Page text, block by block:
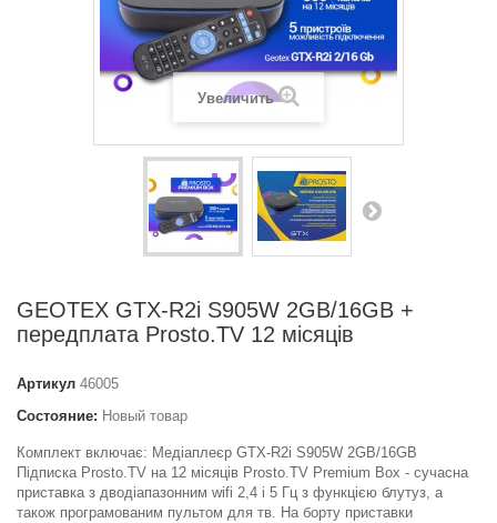
Увеличить
GEOTEX GTX-R2i S905W 2GB/16GB +
передплата Prosto.TV 12 місяців
Артикул 46005
Состояние: Новый товар
Комплект включає: Медіаплеєр GTX-R2i S905W 2GB/16GB
Підписка Prosto.TV на 12 місяців Prosto.TV Premium Box - сучасна
приставка з дводіапазонним wifi 2,4 і 5 Гц з функцією блутуз, а
також програмованим пультом для тв. На борту приставки